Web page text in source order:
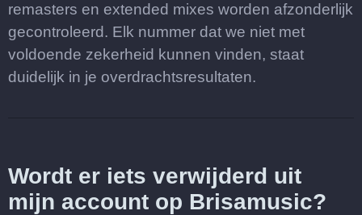
remasters en extended mixes worden afzonderlijk
gecontroleerd. Elk nummer dat we niet met
voldoende zekerheid kunnen vinden, staat
duidelijk in je overdrachtsresultaten.
Wordt er iets verwijderd uit
mijn account op Brisamusic?